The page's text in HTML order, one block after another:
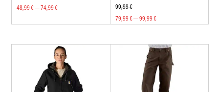
48,99 € — 74,99 €
99,99 €
79,99 € — 99,99 €